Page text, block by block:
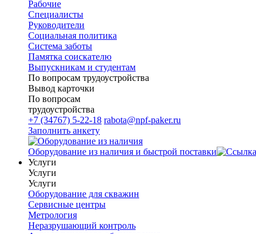
Рабочие
Специалисты
Руководители
Cоциальная политика
Система заботы
Памятка соискателю
Выпускникам и студентам
По вопросам трудоустройства
Вывод карточки
По вопросам
трудоустройства
+7 (34767) 5-22-18 rabota@npf-paker.ru
Заполнить анкету
Оборудование из наличия и быстрой поставки
Услуги
Услуги
Услуги
Оборудование для скважин
Сервисные центры
Метрология
Неразрушающий контроль